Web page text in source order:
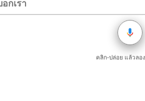
คลิก-ปล่อย แล้วลอ